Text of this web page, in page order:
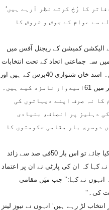
کا رُخ کرتے نظر آرہے ہیں‘
سے عوام کے جوش و خروش کا
الیکشن کمیشن کے ریجنل آفس میں
سہ جماعتی اتحاد کے تحت انتخابات
میں حصہ لے رہی ہیں جس میں پاکستان پیپلز پارٹی اور عوامی نیشنل پارٹی شامل ہیں۔ اسد خان شنواری 40برس کے ہیں اور
کا نہ صرف اپنے دیہاتوں کی
دہلیز پر انصاف، بنیادی
دوسری بار مقامی حکومتوں کا
انہوں نے کہاکہ اگرمذکورہ مقامی حکومتوں کے انتخابات کا گزشتہ انتخابات سے موازنہ کیا جائے تو اس بار 50فی صد سے زائد
کہا کہ ان کی پارٹی نے ان پر اعتماد
انہوں نے کہا:’’ جب میَں مقامی
کی۔‘‘
لڑ رہے ہیں‘ انہوں نے نیوز لینز